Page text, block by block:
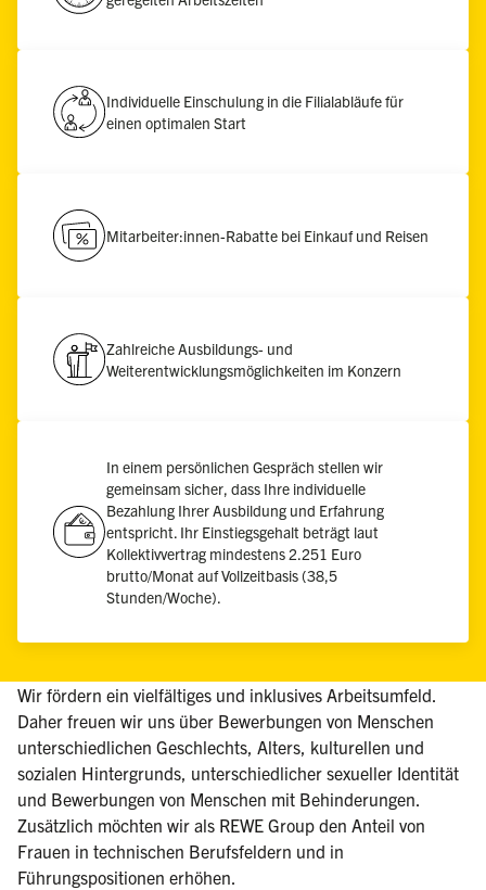
Individuelle Einschulung in die Filialabläufe für
einen optimalen Start
Mitarbeiter:innen-Rabatte bei Einkauf und Reisen
Zahlreiche Ausbildungs- und
Weiterentwicklungsmöglichkeiten im Konzern
In einem persönlichen Gespräch stellen wir
gemeinsam sicher, dass Ihre individuelle
Bezahlung Ihrer Ausbildung und Erfahrung
entspricht. Ihr Einstiegsgehalt beträgt laut
Kollektivvertrag mindestens 2.251 Euro
brutto/Monat auf Vollzeitbasis (38,5
Stunden/Woche).
Wir fördern ein vielfältiges und inklusives Arbeitsumfeld.
Daher freuen wir uns über Bewerbungen von Menschen
unterschiedlichen Geschlechts, Alters, kulturellen und
sozialen Hintergrunds, unterschiedlicher sexueller Identität
und Bewerbungen von Menschen mit Behinderungen.
Zusätzlich möchten wir als REWE Group den Anteil von
Frauen in technischen Berufsfeldern und in
Führungspositionen erhöhen.